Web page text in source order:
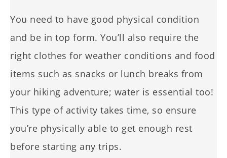
You need to have good physical condition
and be in top form. You’ll also require the
right clothes for weather conditions and food
items such as snacks or lunch breaks from
your hiking adventure; water is essential too!
This type of activity takes time, so ensure
you’re physically able to get enough rest
before starting any trips.